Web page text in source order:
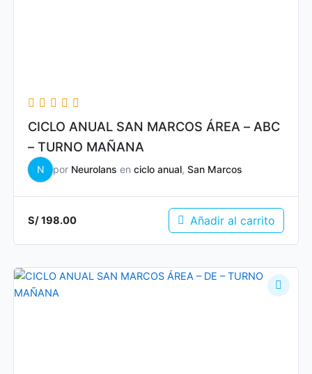
CICLO ANUAL SAN MARCOS ÁREA – ABC
– TURNO MAÑANA
N por Neurolans en ciclo anual, San Marcos
S/198.00 Añadir al carrito